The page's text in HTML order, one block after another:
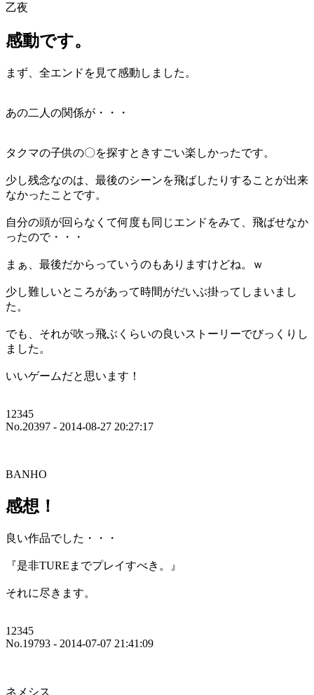
乙夜
感動です。
まず、全エンドを見て感動しました。
あの二人の関係が・・・
タクマの子供の〇を探すときすごい楽しかったです。
少し残念なのは、最後のシーンを飛ばしたりすることが出来
なかったことです。
自分の頭が回らなくて何度も同じエンドをみて、飛ばせなか
ったので・・・
まぁ、最後だからっていうのもありますけどね。ｗ
少し難しいところがあって時間がだいぶ掛ってしまいまし
た。
でも、それが吹っ飛ぶくらいの良いストーリーでびっくりし
ました。
いいゲームだと思います！
12345
No.20397 - 2014-08-27 20:27:17
BANHO
感想！
良い作品でした・・・
『是非TUREまでプレイすべき。』
それに尽きます。
12345
No.19793 - 2014-07-07 21:41:09
ネメシス